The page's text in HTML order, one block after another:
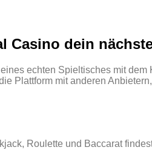
Casino dein
echten Spieltisches mit
Plattform mit anderen
Roulette und Baccarat